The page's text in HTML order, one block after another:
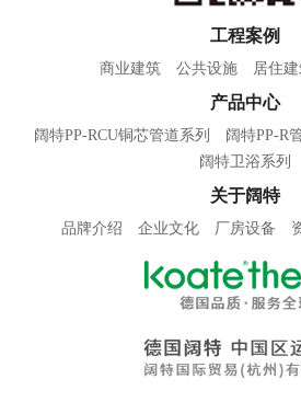
关于阔特
品牌介绍 企业文化 厂房设备
产品中心
阔特PP-RCU铜芯管道系列 阔特PP-R
阔特卫浴系列
工程案例
商业建筑 公共设施 居住